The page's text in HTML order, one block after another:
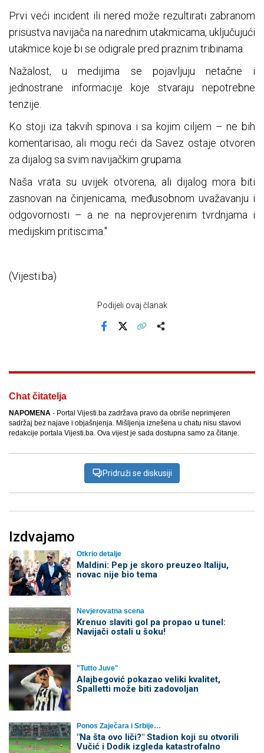
Prvi veći incident ili nered može rezultirati zabranom
prisustva navijača na narednim utakmicama, uključujući
utakmice koje bi se odigrale pred praznim tribinama.
Nažalost, u medijima se pojavljuju netačne i
jednostrane informacije koje stvaraju nepotrebne
tenzije.
Ko stoji iza takvih spinova i sa kojim ciljem – ne bih
komentarisao, ali mogu reći da Savez ostaje otvoren
za dijalog sa svim navijačkim grupama.
Naša vrata su uvijek otvorena, ali dijalog mora biti
zasnovan na činjenicama, međusobnom uvažavanju i
odgovornosti – a ne na neprovjerenim tvrdnjama i
medijskim pritiscima."
(Vijesti.ba)
Podijeli ovaj članak
Chat čitatelja
NAPOMENA - Portal Vijesti.ba zadržava pravo da obriše neprimjeren
sadržaj bez najave i objašnjenja. Mišljenja iznešena u chatu nisu stavovi
redakcije portala Vijesti.ba. Ova vijest je sada dostupna samo za čitanje.
Pridruži se diskusiji
Izdvajamo
Otkrio detalje
Maldini: Pep je skoro preuzeo Italiju,
novac nije bio tema
Nevjerovatna scena
Krenuo slaviti gol pa propao u tunel:
Navijači ostali u šoku!
"Tutto Juve"
Alajbegović pokazao veliki kvalitet,
Spalletti može biti zadovoljan
Ponos Zaječara i Srbije…
"Na šta ovo liči?" Stadion koji su otvorili
Vučić i Dodik izgleda katastrofalno